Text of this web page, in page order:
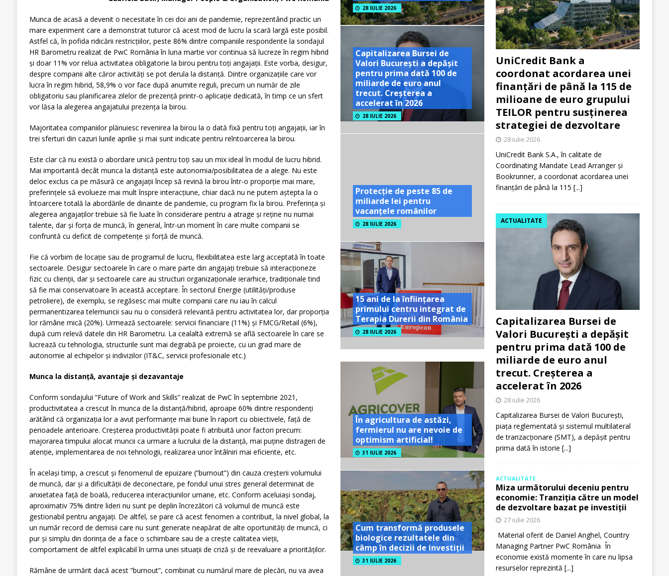
Munca de acasă a devenit o necesitate în cei doi ani de pandemie, reprezentând practic un
mare experiment care a demonstrat tuturor că acest mod de lucru la scară largă este posibil.
Astfel că, în pofida ridicării restricțiilor, peste 86% dintre companiile respondente la sondajul
HR Barometru realizat de PwC România în luna martie vor continua să lucreze în regim hibrid
și doar 11% vor relua activitatea obligatorie la birou pentru toți angajații. Este vorba, desigur,
despre companii alte căror activități se pot derula la distanță. Dintre organizațiile care vor
lucra în regim hibrid, 58,9% o vor face după anumite reguli, precum un număr de zile
obligatoriu sau planificarea zilelor de prezență printr-o aplicație dedicată, în timp ce un sfert
vor lăsa la alegerea angajatului prezența la birou.
Majoritatea companiilor plănuiesc revenirea la birou la o dată fixă pentru toți angajații, iar în
trei sferturi din cazuri lunile aprilie și mai sunt indicate pentru reîntoarcerea la birou.
Este clar că nu există o abordare unică pentru toți sau un mix ideal în modul de lucru hibrid.
Mai importantă decât munca la distanță este autonomia/posibilitatea de a alege. Nu este
deloc exclus ca pe măsură ce angajații încep să revină la birou într-o proporție mai mare,
preferințele să evolueze mai mult înspre interacțiune, chiar dacă nu ne putem aștepta la o
întoarcere totală la abordările de dinainte de pandemie, cu program fix la birou. Preferința și
alegerea angajaților trebuie să fie luate în considerare pentru a atrage și reține nu numai
talente, dar și forța de muncă, în general, într-un moment în care multe companii se
confruntă cu deficit de competențe și forță de muncă.
Fie că vorbim de locație sau de programul de lucru, flexibilitatea este larg acceptată în toate
sectoarele. Desigur sectoarele în care o mare parte din angajați trebuie să interacționeze
fizic cu clienții, dar și sectoarele care au structuri organizaționale ierarhice, tradiționale tind
să fie mai conservatoare în această acceptare. În sectorul Energie (utilități/produse
petroliere), de exemplu, se regăsesc mai multe companii care nu iau în calcul
permanentizarea telemuncii sau nu o consideră relevantă pentru activitatea lor, dar proporția
lor rămâne mică (20%). Urmează sectoarele: servicii financiare (11%) și FMCG/Retail (6%),
după cum relevă datele din HR Barometru. La cealaltă extremă se află sectoarele în care se
lucrează cu tehnologia, structurile sunt mai degrabă pe proiecte, cu un grad mare de
autonomie al echipelor și indivizilor (IT&C, servicii profesionale etc.)
Munca la distanță, avantaje și dezavantaje
Conform sondajului ”Future of Work and Skills” realizat de PwC în septembrie 2021,
productivitatea a crescut în munca de la distanță/hibrid, aproape 60% dintre respondenți
arătând că organizația lor a avut performanțe mai bune în raport cu obiectivele, față de
perioadele anterioare. Creșterea productivității poate fi atribuită unor factori precum:
majorarea timpului alocat muncii ca urmare a lucrului de la distanță, mai puține distrageri de
atenție, implementarea de noi tehnologii, realizarea unor întâlniri mai eficiente, etc.
În același timp, a crescut și fenomenul de epuizare (”burnout”) din cauza creșterii volumului
de muncă, dar și a dificultății de deconectare, pe fondul unui stres general determinat de
anxietatea față de boală, reducerea interacțiunilor umane, etc. Conform aceluiași sondaj,
aproximativ 75% dintre lideri nu sunt pe deplin încrezători că volumul de muncă este
gestionabil pentru angajați. De altfel, se pare că acest fenomen a contribuit, la nivel global, la
un număr record de demisii care nu sunt generate neapărat de alte oportunități de muncă, ci
pur și simplu din dorința de a face o schimbare sau de a crește calitatea vieții,
comportament de altfel explicabil în urma unei situații de criză și de reevaluare a priorităților.
Rămâne de urmărit dacă acest ”burnout”, combinat cu numărul mare de plecări, nu va avea
28 IULIE 2026
Capitalizarea Bursei de
Valori București a depășit
pentru prima dată 100 de
miliarde de euro anul
trecut. Creșterea a
accelerat în 2026
28 IULIE 2026
Protecție de peste 85 de
miliarde lei pentru
vacanțele românilor
28 IULIE 2026
15 ani de la înființarea
primului centru integrat de
Terapia Durerii din România
28 IULIE 2026
În agricultura de astăzi,
fermierul nu are nevoie de
optimism artificial!
31 IULIE 2026
Cum transformă produsele
biologice rezultatele din
câmp în decizii de investiții
31 IULIE 2026
UniCredit Bank a
coordonat acordarea unei
finanțări de până la 115 de
milioane de euro grupului
TEILOR pentru susținerea
strategiei de dezvoltare
28 iulie 2026
UniCredit Bank S.A., în calitate de
Coordinating Mandate Lead Arranger și
Bookrunner, a coordonat acordarea unei
finanțări de până la 115 [...]
Capitalizarea Bursei de
Valori București a depășit
pentru prima dată 100 de
miliarde de euro anul
trecut. Creșterea a
accelerat în 2026
ACTUALITATE
28 iulie 2026
Capitalizarea Bursei de Valori București,
piața reglementată și sistemul multilateral
de tranzacționare (SMT), a depășit pentru
prima dată în istorie [...]
ACTUALITATE
Miza următorului deceniu pentru
economie: Tranziția către un model
de dezvoltare bazat pe investiții
27 iulie 2026
Material oferit de Daniel Anghel, Country
Managing Partner PwC România În
economie există momente în care nu lipsa
resurselor reprezintă [...]